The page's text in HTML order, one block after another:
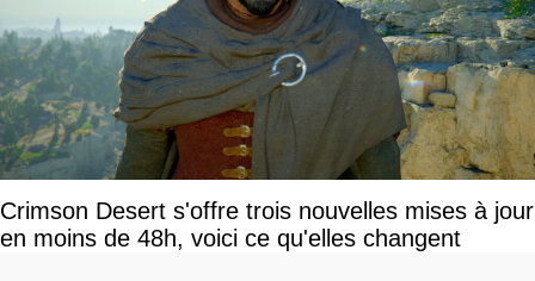
Crimson Desert s'offre trois nouvelles mises à jour
en moins de 48h, voici ce qu'elles changent